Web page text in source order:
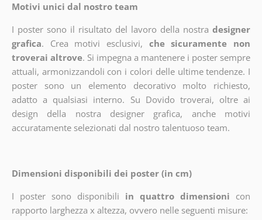
Motivi unici dal nostro team
I poster sono il risultato del lavoro della nostra designer
grafica. Crea motivi esclusivi, che sicuramente non
troverai altrove. Si impegna a mantenere i poster sempre
attuali, armonizzandoli con i colori delle ultime tendenze. I
poster sono un elemento decorativo molto richiesto,
adatto a qualsiasi interno. Su Dovido troverai, oltre ai
design della nostra designer grafica, anche motivi
accuratamente selezionati dal nostro talentuoso team.
Dimensioni disponibili dei poster (in cm)
I poster sono disponibili in quattro dimensioni con
rapporto larghezza x altezza, ovvero nelle seguenti misure: